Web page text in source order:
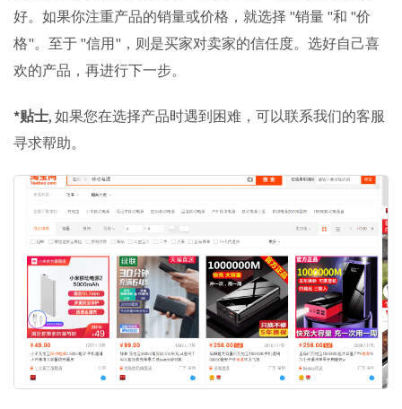
好。如果你注重产品的销量或价格，就选择 "销量 "和 "价
格"。至于 "信用"，则是买家对卖家的信任度。选好自己喜
欢的产品，再进行下一步。
*贴士, 如果您在选择产品时遇到困难，可以联系我们的客服
寻求帮助。